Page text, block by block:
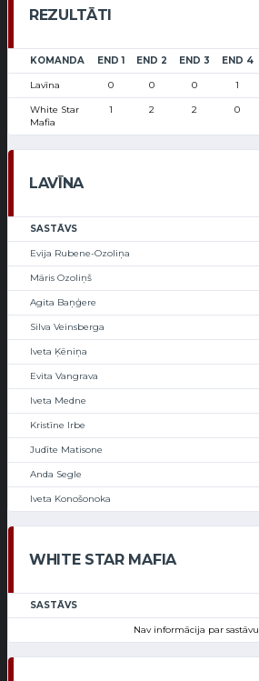
REZULTĀTI
KOMANDA END 1 END 2 END 3 END 4
Lavīna 0 0 0 1
White Star
Mafia
1 2 2 0
LAVĪNA
SASTĀVS
Evija Rubene-Ozoliņa
Māris Ozoliņš
Agita Baņģere
Silva Veinsberga
Iveta Ķēniņa
Evita Vangrava
Iveta Medne
Kristīne Irbe
Judīte Matisone
Anda Segle
Iveta Konošonoka
WHITE STAR MAFIA
SASTĀVS
Nav informācija par sastāvu